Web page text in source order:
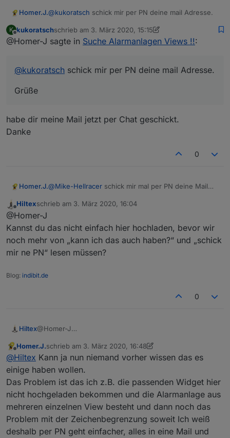
Homer.J.@kukoratsch schick mir per PN deine mail Adresse.
Grüße
K
Offline
kukoratschschrieb am 3. März 2020, 15:15
zuletzt editiert von kukoratsch3. März 2020, 16:15
@Homer-J sagte in Suche Alarmanlagen Views !!:
@kukoratsch schick mir per PN deine mail Adresse.
Grüße
habe dir meine Mail jetzt per Chat geschickt.
Danke
0
Homer.J.@Mike-Hellracer schick mir mal per PN deine Mail
Dann schau was du nehmen kannst.
So sieht es jetzt aus.
Offline
Hiltexschrieb am 3. März 2020, 16:04
zuletzt editiert von
@Homer-J
Kannst du das nicht einfach hier hochladen, bevor wir
noch mehr von „kann ich das auch haben?“ und „schick
mir ne PN“ lesen müssen?
Blog: indibit.de
0
Hiltex@Homer-J
noch mehr von „kann ich das auch haben?“ und „schick
mir ne PN“ lesen müssen?
Offline
Homer.J.schrieb am 3. März 2020, 16:48
zuletzt editiert von Homer.J.3. März 2020, 17:52
@Hiltex Kann ja nun niemand vorher wissen das es
einige haben wollen.
Das Problem ist das ich z.B. die passenden Widget hier
nicht hochgeladen bekommen und die Alarmanlage aus
mehreren einzelnen View besteht und dann noch das
Problem mit der Zeichenbegrenzung soweit Ich weiß
deshalb per PN geht einfacher, alles in eine Mail und